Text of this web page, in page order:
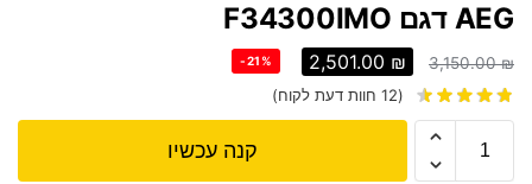
AEG דגם F34300IMO
3,150.00₪
2,501.00 ₪
-21%
(
12 חוות דעת לקוח)
קנה עכשיו